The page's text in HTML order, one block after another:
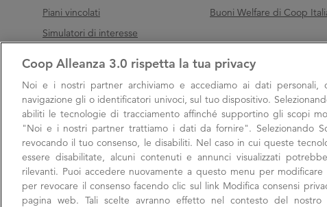
Piani vincolati
Simulatori di interesse
Buoni Welfare di Coop
Call800 000 003
Lunedì → Venerdì, 9:00 → 17:00
Sabato, 9:00 → 13:00
Coop Alleanza 3.0 rispetta la tua privacy
Noi e i nostri partner archiviamo e accediamo ai dati
navigazione gli o identificatori univoci, sul tuo dispositivo.
abiliti le tecnologie di tracciamento affinché supportino gli scopi
"Noi e i nostri partner trattiamo i dati da fornire". Selezionando
revocando il tuo consenso, le disabiliti. Nel caso in cui queste
essere disabilitate, alcuni contenuti e annunci visualizzati
rilevanti. Puoi accedere nuovamente a questo menu per
per revocare il consenso facendo clic sul link Modifica consensi
pagina web. Tali scelte avranno effetto nel contesto del